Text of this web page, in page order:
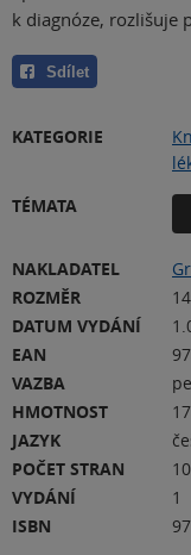
k diagnóze, rozlišuje
Sdílet
KATEGORIE
TÉMATA
NAKLADATEL
ROZMĚR
DATUM VYDÁNÍ
EAN
VAZBA
HMOTNOST
JAZYK
POČET STRAN
VYDÁNÍ
1
ISBN